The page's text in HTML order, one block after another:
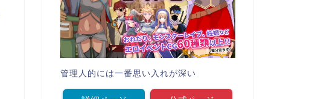
管理人的には一番思い入れが深い